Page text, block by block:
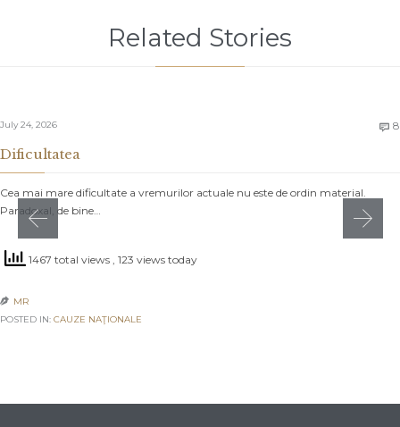
Related Stories
July 24, 2026  8
Dificultatea
Cea mai mare dificultate a vremurilor actuale nu este de ordin material.
Paradoxal, de bine…
1467 total views , 123 views today
 MR
POSTED IN: CAUZE NAŢIONALE